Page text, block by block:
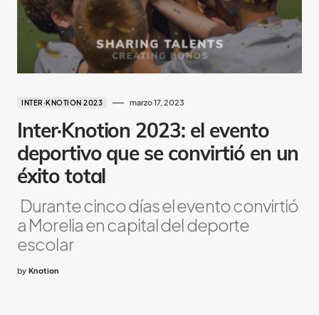
INTER·KNOTION 2023 marzo 17, 2023
Inter·Knotion 2023: el evento
deportivo que se convirtió en un
éxito total
Durante cinco días el evento convirtió
a Morelia en capital del deporte
escolar
by Knotion